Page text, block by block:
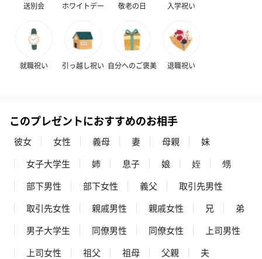
送別会 ホワイトデー 敬老の日 入学祝い
就職祝い 引っ越し祝い 自分へのご褒美 退職祝い
このプレゼントにおすすめのお相手
彼女 女性 義母 妻 母親
妹
女子大学生
姉 息子 娘 姪
甥
部下男性
部下女性 義父
取引先男性
取引先女性
親戚男性 親戚女性 兄
弟
男子大学生
同僚男性 同僚女性
上司男性
上司女性
祖父 祖母 父親
夫